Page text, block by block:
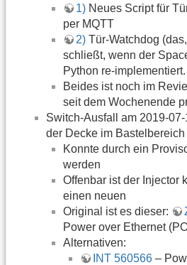
1) Neues Script für
per MQTT
2) Tür-Watchdog
schließt, wenn der
Python re-implementiert.
Beides ist noch im
seit dem Wochenende
Switch-Ausfall am 2019-
der Decke im
Konnte durch ein
werden
Offenbar ist der Injector
einen neuen
Original ist es dieser:
Power over Ethernet
Alternativen:
INT 560566 –